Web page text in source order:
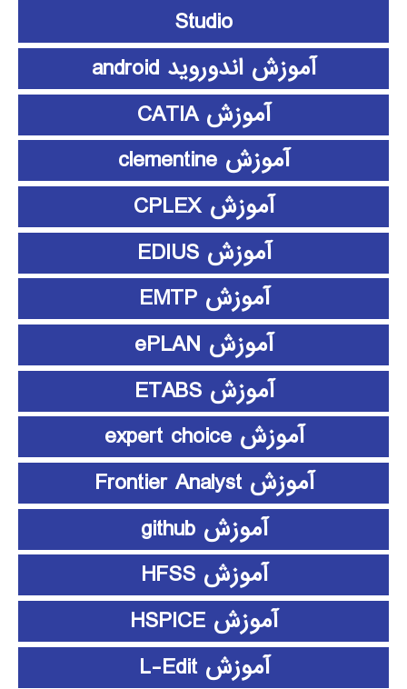
Studio
آموزش اندوروید android
آموزش CATIA
آموزش clementine
آموزش CPLEX
آموزش EDIUS
آموزش EMTP
آموزش ePLAN
آموزش ETABS
آموزش expert choice
آموزش Frontier Analyst
آموزش github
آموزش HFSS
آموزش HSPICE
آموزش L-Edit